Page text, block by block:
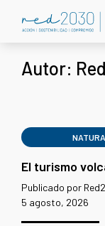
Autor:
El turismo
Publicado por
5 agosto, 2026